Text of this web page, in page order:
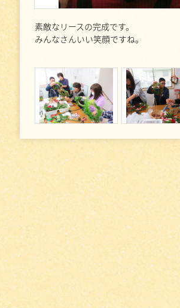
素敵なリースの完成です。
みんなさんいい笑顔ですね。